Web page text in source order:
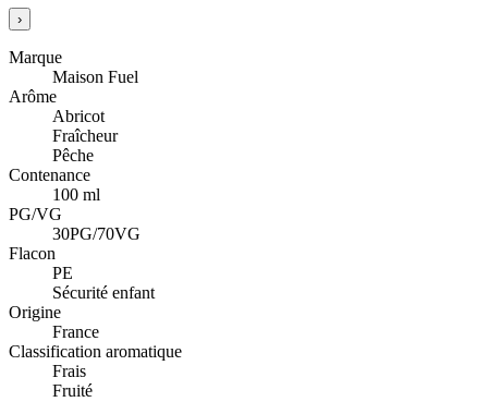
›
Marque
Maison Fuel
Arôme
Abricot
Fraîcheur
Pêche
Contenance
100 ml
PG/VG
30PG/70VG
Flacon
PE
Sécurité enfant
Origine
France
Classification aromatique
Frais
Fruité